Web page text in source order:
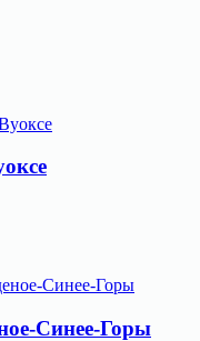
Синее-Горы